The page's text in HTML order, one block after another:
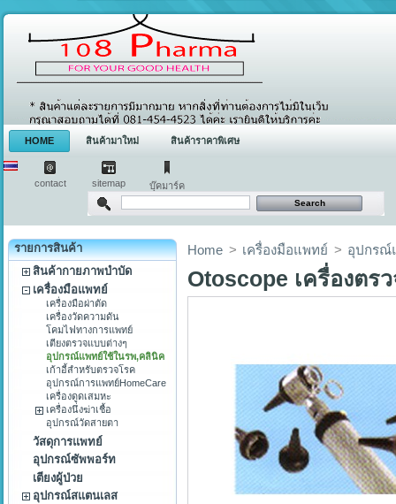
HOME สินค้ามาใหม่ สินค้าราคาพิเศษ
contact sitemap บุ๊คมาร์ค
รายการสินค้า
สินค้ากายภาพบำบัด
เครื่องมือแพทย์
เครื่องมือผ่าตัด
เครื่องวัดความดัน
โคมไฟทางการแพทย์
เตียงตรวจแบบต่างๆ
อุปกรณ์แพทย์ใช้ในรพ,คลินิค
เก้าอี้สำหรับตรวจโรค
อุปกรณ์การแพทย์HomeCare
เครื่องดูดเสมหะ
เครื่องนึ่งฆ่าเชื้อ
อุปกรณ์วัดสายตา
วัสดุการแพทย์
อุปกรณ์ซัพพอร์ท
เตียงผู้ป่วย
อุปกรณ์สแตนเลส
Home > เครื่องมือแพทย์ > อุปกรณ์
Otoscope เครื่องตร